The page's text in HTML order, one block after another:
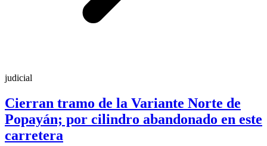
judicial
Cierran tramo de la Variante Norte de
Popayán; por cilindro abandonado en este
carretera